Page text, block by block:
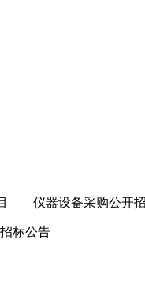
——仪器设备采购公开
标公告